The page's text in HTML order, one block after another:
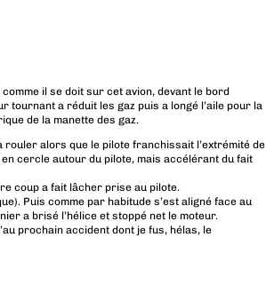
il se doit sur cet avion, devant le bord
tournant a réduit les gaz puis a longé l’aile pour la
de la manette des gaz.
rouler alors que le pilote franchissait l’extrémité de
en cercle autour du pilote, mais accélérant du fait
coup a fait lâcher prise au pilote.
Puis comme par habitude s’est aligné face au
a brisé l’hélice et stoppé net le moteur.
prochain accident dont je fus, hélas, le